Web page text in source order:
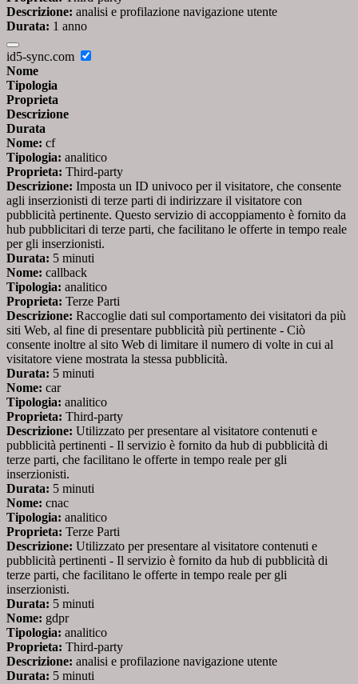
Descrizione: analisi e profilazione navigazione utente
Durata: 1 anno
id5-sync.com
Nome
Tipologia
Proprieta
Descrizione
Durata
Nome: cf
Tipologia: analitico
Proprieta: Third-party
Descrizione: Imposta un ID univoco per il visitatore, che consente
agli inserzionisti di terze parti di indirizzare il visitatore con
pubblicità pertinente. Questo servizio di accoppiamento è fornito da
hub pubblicitari di terze parti, che facilitano le offerte in tempo reale
per gli inserzionisti.
Durata: 5 minuti
Nome: callback
Tipologia: analitico
Proprieta: Terze Parti
Descrizione: Raccoglie dati sul comportamento dei visitatori da più
siti Web, al fine di presentare pubblicità più pertinente - Ciò
consente inoltre al sito Web di limitare il numero di volte in cui al
visitatore viene mostrata la stessa pubblicità.
Durata: 5 minuti
Nome: car
Tipologia: analitico
Proprieta: Third-party
Descrizione: Utilizzato per presentare al visitatore contenuti e
pubblicità pertinenti - Il servizio è fornito da hub di pubblicità di
terze parti, che facilitano le offerte in tempo reale per gli
inserzionisti.
Durata: 5 minuti
Nome: cnac
Tipologia: analitico
Proprieta: Terze Parti
Descrizione: Utilizzato per presentare al visitatore contenuti e
pubblicità pertinenti - Il servizio è fornito da hub di pubblicità di
terze parti, che facilitano le offerte in tempo reale per gli
inserzionisti.
Durata: 5 minuti
Nome: gdpr
Tipologia: analitico
Proprieta: Third-party
Descrizione: analisi e profilazione navigazione utente
Durata: 5 minuti